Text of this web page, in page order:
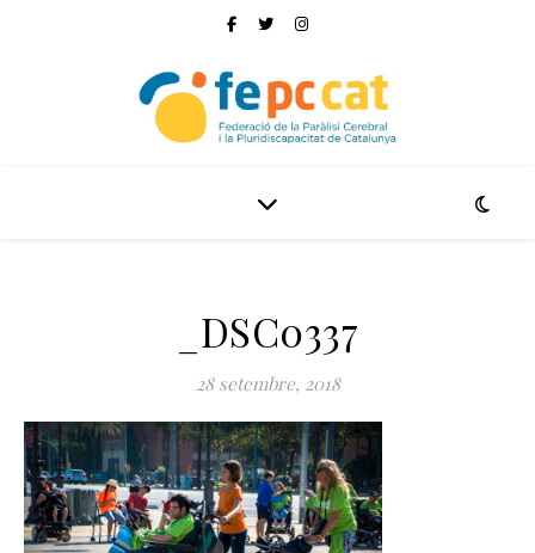
_DSC0337
28 setembre, 2018